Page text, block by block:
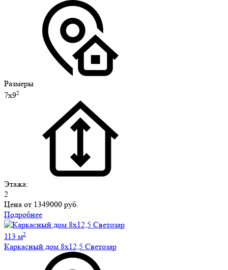
Размеры
7х92
Этажа:
2
Цена от 1349000 руб.
Подробнее
113 м2
Каркасный дом 8х12,5 Светозар